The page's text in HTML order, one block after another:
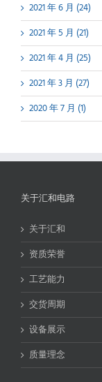
2021 年 6 月 (24)
2021 年 5 月 (21)
2021 年 4 月 (25)
2021 年 3 月 (27)
2020 年 7 月 (1)
关于汇和电路
关于汇和
资质荣誉
工艺能力
交货周期
设备展示
质量理念